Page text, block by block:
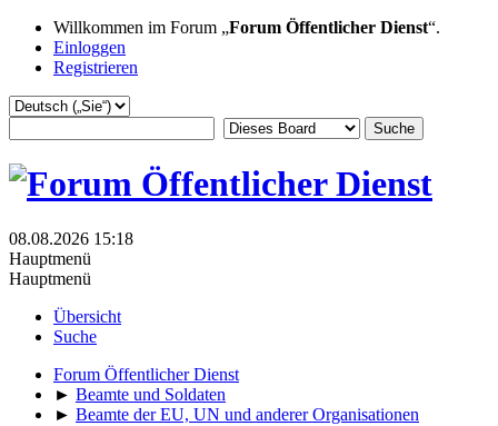
Willkommen im Forum „Forum Öffentlicher Dienst“.
Einloggen
Registrieren
08.08.2026 15:18
Hauptmenü
Hauptmenü
Übersicht
Suche
Forum Öffentlicher Dienst
► Beamte und Soldaten
► Beamte der EU, UN und anderer Organisationen